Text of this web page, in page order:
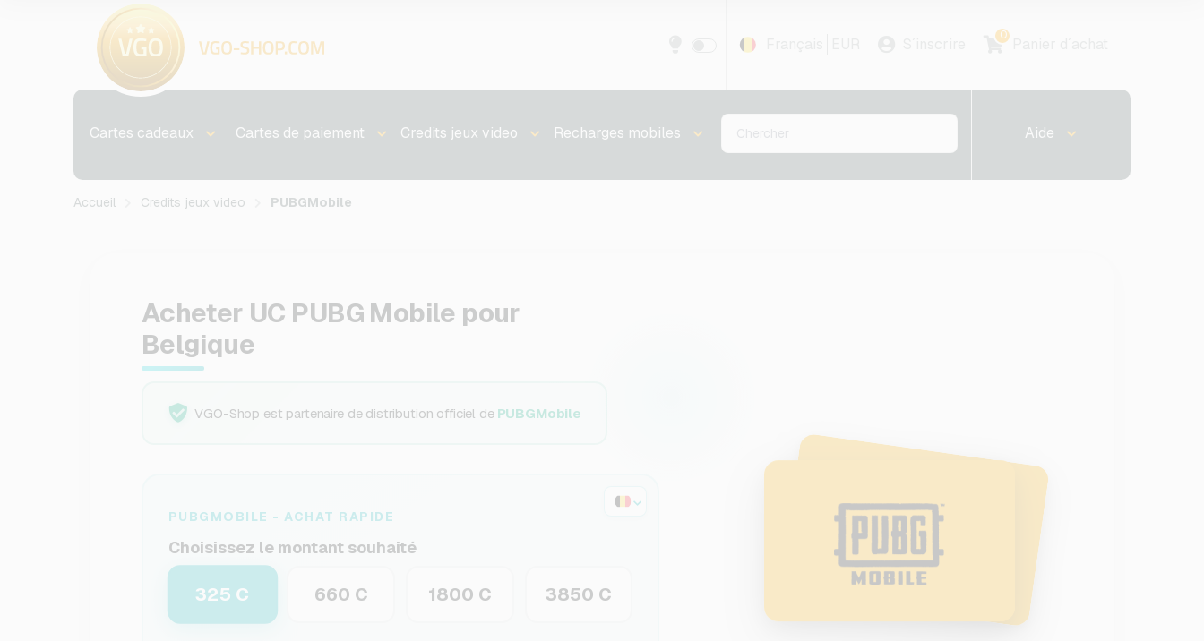
0
Cartes cadeaux Cartes de paiement Credits jeux video Recharges mobiles Aide
Accueil Credits jeux video PUBGMobile
Acheter UC PUBG Mobile pour
Belgique
VGO-Shop est partenaire de distribution officiel de PUBGMobile
PUBGMOBILE - ACHAT RAPIDE
Choisissez le montant souhaité
325 C 660 C 1800 C 3850 C